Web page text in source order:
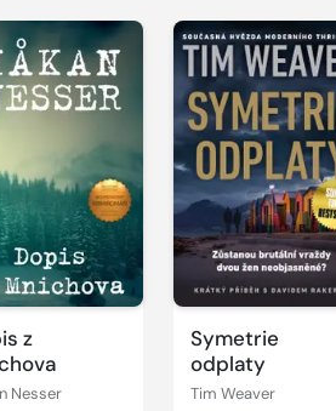
z
Nesser
Symetrie
odplaty
Tim Weaver